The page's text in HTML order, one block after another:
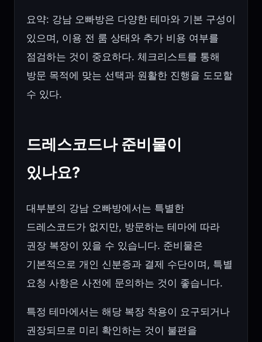
요약: 강남 오빠방은 다양한 테마와 기본 구성이
있으며, 이용 전 룸 상태와 추가 비용 여부를
점검하는 것이 중요하다. 체크리스트를 통해
방문 목적에 맞는 선택과 원활한 진행을 도모할
수 있다.
드레스코드나 준비물이
있나요?
대부분의 강남 오빠방에서는 특별한
드레스코드가 없지만, 방문하는 테마에 따라
권장 복장이 있을 수 있습니다. 준비물은
기본적으로 개인 신분증과 결제 수단이며, 특별
요청 사항은 사전에 문의하는 것이 좋습니다.
특정 테마에서는 해당 복장 착용이 요구되거나
권장되므로 미리 확인하는 것이 불편을